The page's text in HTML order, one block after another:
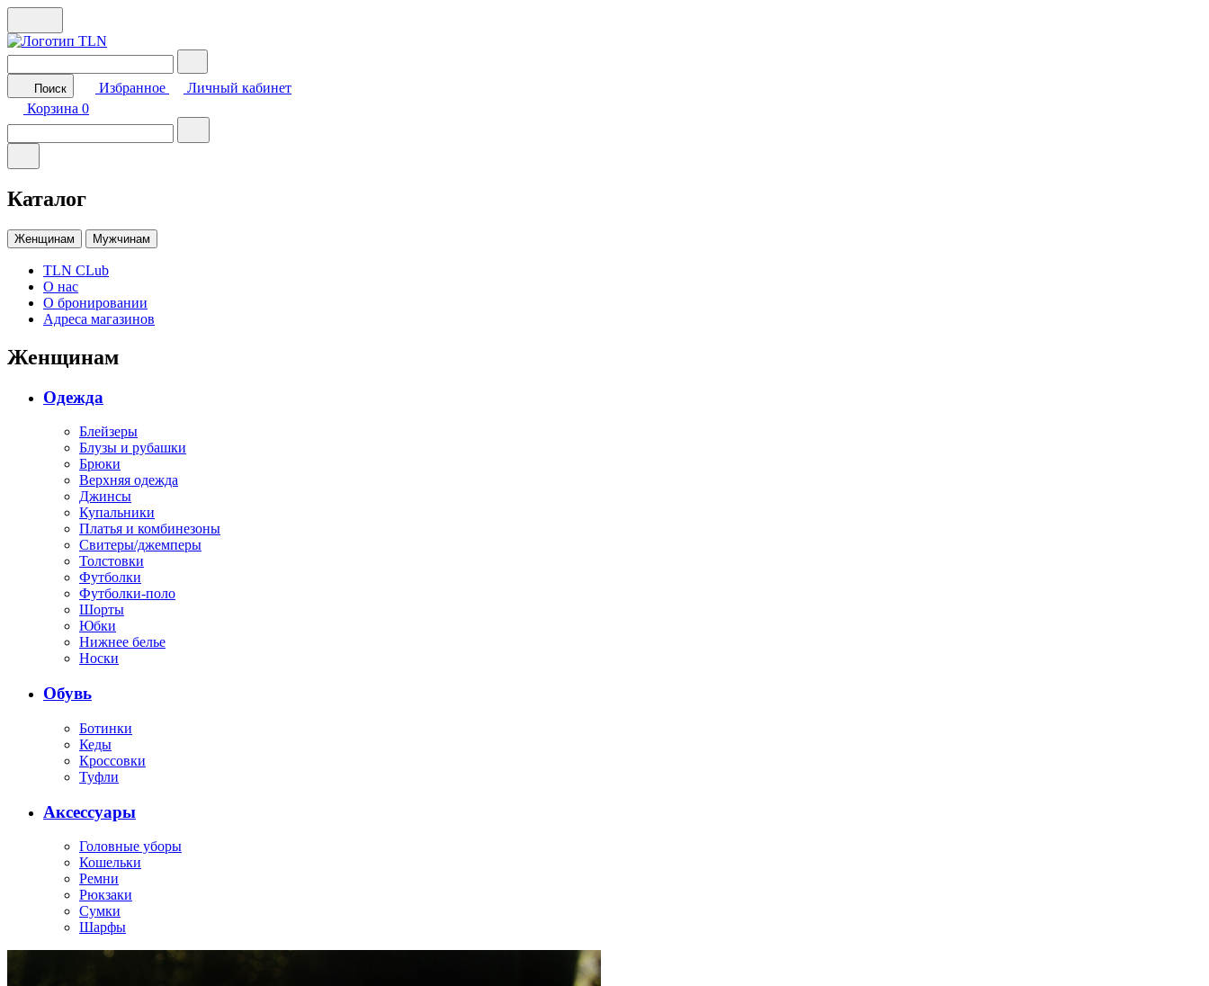
Поиск Избранное
Личный кабинет
Корзина 0
Каталог
Женщинам Мужчинам
TLN CLub
О нас
О бронировании
Адреса магазинов
Женщинам
Одежда
Блейзеры
Блузы и рубашки
Брюки
Верхняя одежда
Джинсы
Купальники
Платья и комбинезоны
Свитеры/джемперы
Толстовки
Футболки
Футболки-поло
Шорты
Юбки
Нижнее белье
Носки
Обувь
Ботинки
Кеды
Кроссовки
Туфли
Аксессуары
Головные уборы
Кошельки
Ремни
Рюкзаки
Сумки
Шарфы